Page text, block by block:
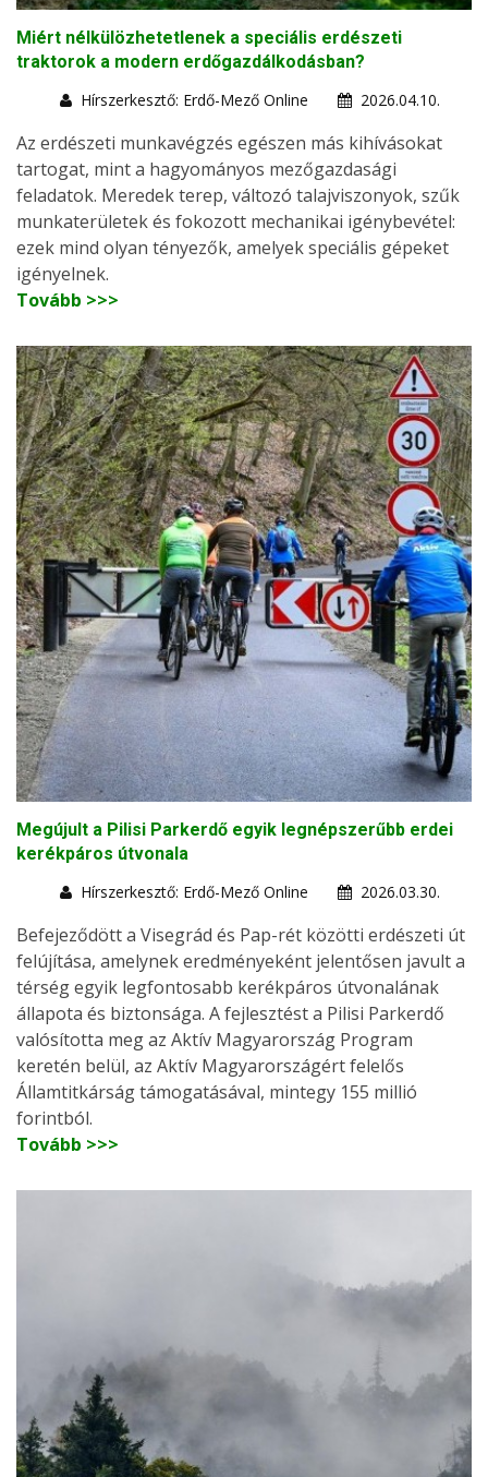
Miért nélkülözhetetlenek a speciális erdészeti
traktorok a modern erdőgazdálkodásban?
Hírszerkesztő: Erdő-Mező Online
2026.04.10.
Az erdészeti munkavégzés egészen más kihívásokat
tartogat, mint a hagyományos mezőgazdasági
feladatok. Meredek terep, változó talajviszonyok, szűk
munkaterületek és fokozott mechanikai igénybevétel:
ezek mind olyan tényezők, amelyek speciális gépeket
igényelnek.
Tovább >>>
Megújult a Pilisi Parkerdő egyik legnépszerűbb erdei
kerékpáros útvonala
Hírszerkesztő: Erdő-Mező Online
2026.03.30.
Befejeződött a Visegrád és Pap-rét közötti erdészeti út
felújítása, amelynek eredményeként jelentősen javult a
térség egyik legfontosabb kerékpáros útvonalának
állapota és biztonsága. A fejlesztést a Pilisi Parkerdő
valósította meg az Aktív Magyarország Program
keretén belül, az Aktív Magyarországért felelős
Államtitkárság támogatásával, mintegy 155 millió
forintból.
Tovább >>>